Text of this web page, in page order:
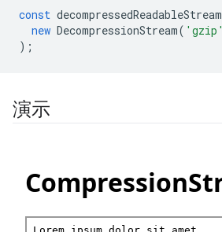
const decompressedReadableStream
new DecompressionStream( 'gzip'
);
演示